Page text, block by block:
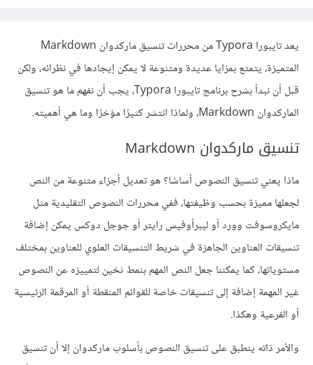
يعد تايبورا Typora من محررات تنسيق ماركدوان Markdown
المتميزة، يتمتع بمزايا عديدة ومتنوعة لا يمكن إيجادها في نظرائه، ولكن
قبل أن نبدأ بشرح برنامج تايبورا Typora، يجب أن نفهم ما هو تنسيق
الماركدوان Markdown، ولماذا انتشر كثيرًا مؤخرًا وما هي أهميته.
تنسيق ماركدوان Markdown
ماذا يعني تنسيق النصوص أساسًا؟ هو تعديل أجزاء متنوعة من النص
لجعلها مميزة بحسب وظيفتها، ففي محررات النصوص التقليدية مثل
مايكروسوفت وورد أو ليبرأوفيس رايتر أو جوجل دوكس يمكن إضافة
تنسيقات العناوين الجاهزة في شريط التنسيقات العلوي للعناوين بمختلف
مستوياتها، كما يمكننا جعل النص المهم بنمط ثخين لتمييزه عن النصوص
غير المهمة إضافة إلى تنسيقات خاصة للقوائم المنقطة أو المرقمة الرئيسية
أو الفرعية وهكذا.
واﻷمر ذاته ينطبق على تنسيق النصوص بأسلوب ماركدوان إلا أن تنسيق